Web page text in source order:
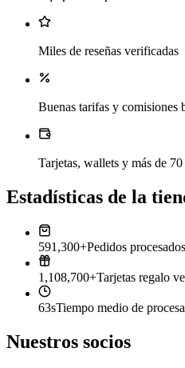
Miles de reseñas verificadas
Buenas tarifas y comisiones
Tarjetas, wallets y más de
Estadísticas de la
591,300+Pedidos procesados
1,108,700+Tarjetas regalo
63sTiempo medio de
Nuestros socios